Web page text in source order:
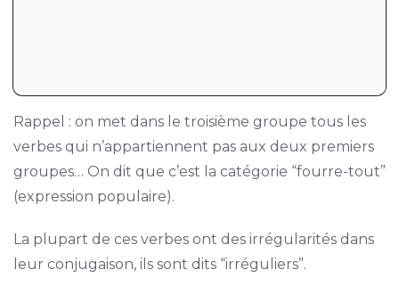
Rappel : on met dans le troisième groupe tous les
verbes qui n’appartiennent pas aux deux premiers
groupes… On dit que c’est la catégorie “fourre-tout”
(expression populaire).
La plupart de ces verbes ont des irrégularités dans
leur conjugaison, ils sont dits “irréguliers”.